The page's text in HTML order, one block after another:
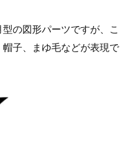
の図形パーツですが、こ
子、まゆ毛などが表現で